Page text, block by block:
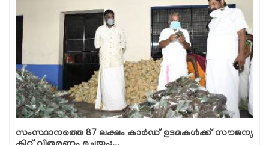
സംസ്ഥാനത്തെ 87 ലക്ഷം കാര്‍ഡ് ഉടമകള്‍ക്ക് സൗജന്യ